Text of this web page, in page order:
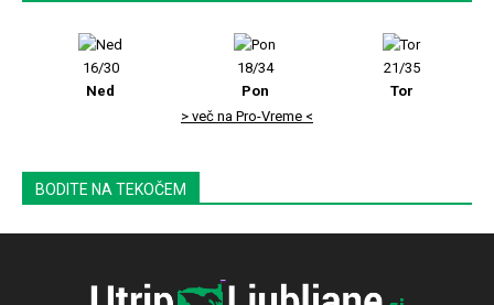
16/30
Ned
18/34
Pon
21/35
Tor
> več na Pro-Vreme <
BODITE NA TEKOČEM